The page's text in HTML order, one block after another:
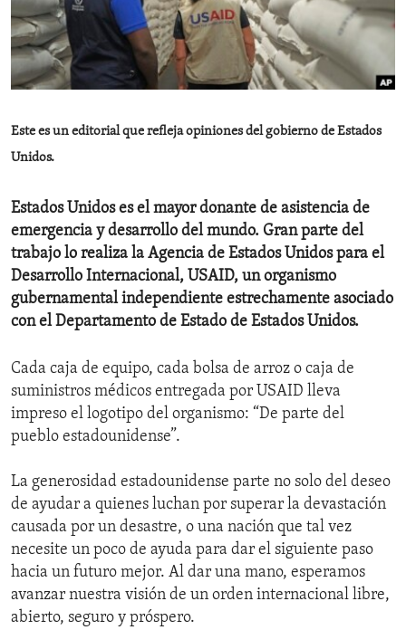
ENVIRONMENT AND HEALTH
IDEALS AND INSTITUTIONS
Este es un editorial que refleja opiniones del gobierno de Estados
Unidos.
Estados Unidos es el mayor donante de asistencia de
emergencia y desarrollo del mundo. Gran parte del
trabajo lo realiza la Agencia de Estados Unidos para el
Desarrollo Internacional, USAID, un organismo
gubernamental independiente estrechamente asociado
con el Departamento de Estado de Estados Unidos.
Cada caja de equipo, cada bolsa de arroz o caja de
suministros médicos entregada por USAID lleva
impreso el logotipo del organismo: “De parte del
pueblo estadounidense”.
La generosidad estadounidense parte no solo del deseo
de ayudar a quienes luchan por superar la devastación
causada por un desastre, o una nación que tal vez
necesite un poco de ayuda para dar el siguiente paso
hacia un futuro mejor. Al dar una mano, esperamos
avanzar nuestra visión de un orden internacional libre,
abierto, seguro y próspero.